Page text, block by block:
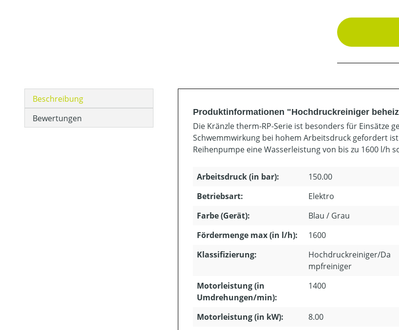
Beschreibung
Bewertungen
Produktinformationen "Hochdruckreiniger
Die Kränzle therm-RP-Serie ist besonders für Einsätze
Schwemmwirkung bei hohem Arbeitsdruck gefordert
Reihenpumpe eine Wasserleistung von bis zu 1600 l/h
Arbeitsdruck (in bar):
150.00
Betriebsart:
Elektro
Farbe (Gerät):
Blau / Grau
Fördermenge max (in l/h):
1600
Klassifizierung:
Hochdruckreiniger/Da
mpfreiniger
Motorleistung (in
Umdrehungen/min):
1400
Motorleistung (in kW):
8.00